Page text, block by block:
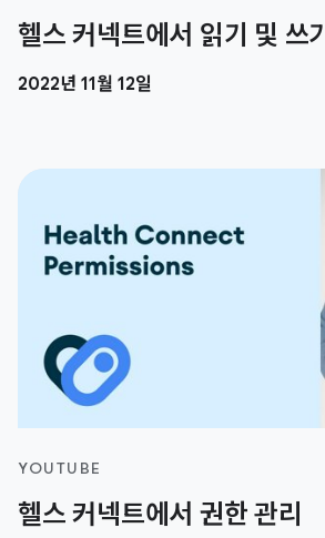
헬스 커넥트에서 읽기 및 쓰기
2022년 11월 12일
YOUTUBE
헬스 커넥트에서 권한 관리